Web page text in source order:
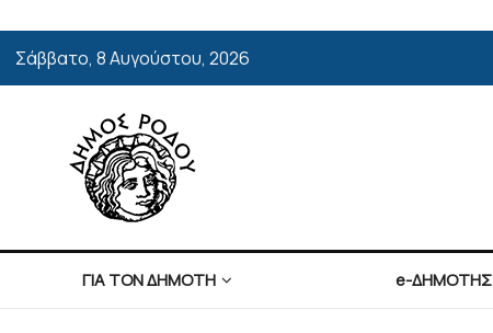
Σάββατο, 8 Αυγούστου, 2026
ΓΙΑ ΤΟΝ ΔΗΜΟΤΗ e-ΔΗΜΟΤΗΣ